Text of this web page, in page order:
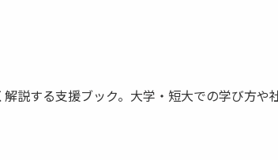
説する支援ブック。大学・短大での学び方や